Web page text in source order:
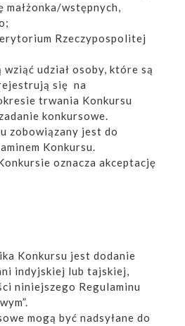
małżonka/wstępnych,
Rzeczypospolitej
udział osoby, które są
się na
trwania Konkursu
konkursowe.
zobowiązany jest do
Konkursu.
oznacza akceptację
Konkursu jest dodanie
indyjskiej lub tajskiej,
niniejszego Regulaminu
mogą być nadsyłane do